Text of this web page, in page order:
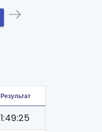
Результат
1:49:25